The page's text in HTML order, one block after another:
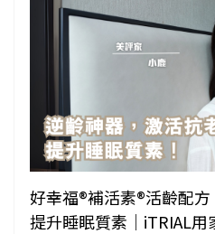
好幸福®補活素®活齡配方
提升睡眠質素｜iTRIAL用